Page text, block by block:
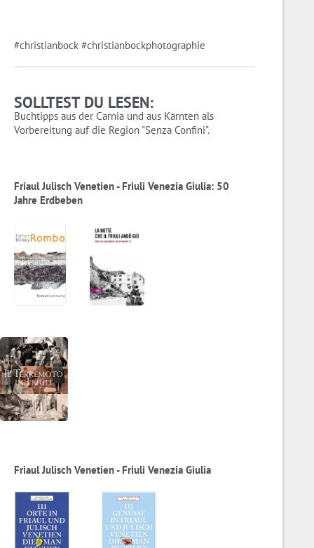
#christianbock #christianbockphotographie
SOLLTEST DU LESEN:
Buchtipps aus der Carnia und aus Kärnten als
Vorbereitung auf die Region "Senza Confini".
Friaul Julisch Venetien - Friuli Venezia Giulia: 50
Jahre Erdbeben
Friaul Julisch Venetien - Friuli Venezia Giulia